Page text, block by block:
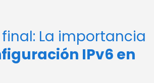
final: La importancia
IPv6 en